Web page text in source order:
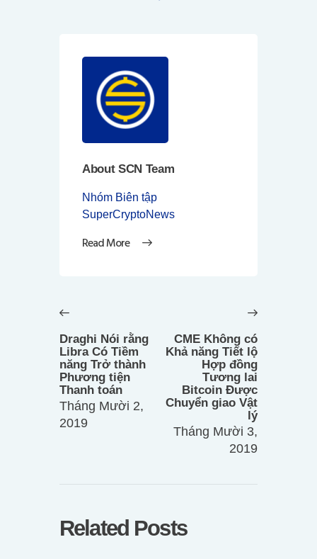
About SCN Team
Nhóm Biên tập
SuperCryptoNews
Read More
hướng
bài
viết
post:
Draghi Nói rằng
Libra Có Tiềm
năng Trở thành
Phương tiện
Thanh toán
Tháng Mười 2,
2019
CME Không có
Khả năng Tiết lộ
Hợp đồng
Tương lai
Bitcoin Được
Chuyển giao Vật
lý
Tháng Mười 3,
2019
Related Posts